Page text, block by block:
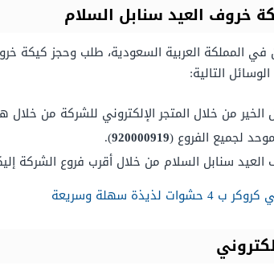
خروف العيد سنابل السلام
في المملكة العربية السعودية، طلب وحجز كيكة
التالية:
من خلال المتجر الإلكتروني للشركة من خلال
لجميع الفروع (920000919
).
سنابل السلام من خلال أقرب فروع الشركة
سهلة وسريعة